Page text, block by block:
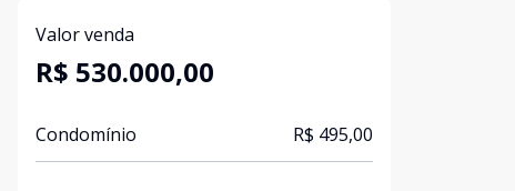
Valor venda
R$ 530.000,00
Condomínio R$ 495,00